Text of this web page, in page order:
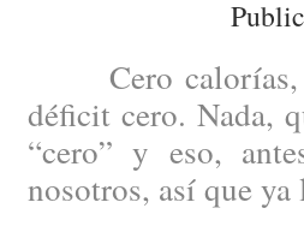
Cero calorías,
déficit cero. Nada,
“cero” y eso,
nosotros, así que ya